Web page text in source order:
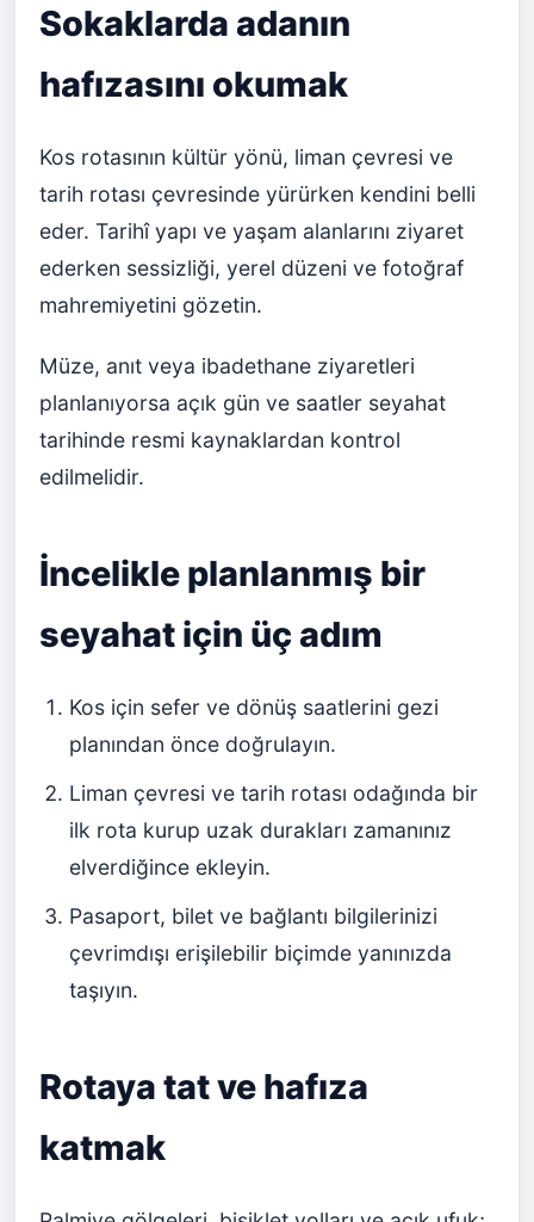
Sokaklarda adanın
hafızasını okumak
Kos rotasının kültür yönü, liman çevresi ve
tarih rotası çevresinde yürürken kendini belli
eder. Tarihî yapı ve yaşam alanlarını ziyaret
ederken sessizliği, yerel düzeni ve fotoğraf
mahremiyetini gözetin.
Müze, anıt veya ibadethane ziyaretleri
planlanıyorsa açık gün ve saatler seyahat
tarihinde resmi kaynaklardan kontrol
edilmelidir.
İncelikle planlanmış bir
seyahat için üç adım
Kos için sefer ve dönüş saatlerini gezi
planından önce doğrulayın.
Liman çevresi ve tarih rotası odağında bir
ilk rota kurup uzak durakları zamanınız
elverdiğince ekleyin.
Pasaport, bilet ve bağlantı bilgilerinizi
çevrimdışı erişilebilir biçimde yanınızda
taşıyın.
Rotaya tat ve hafıza
katmak